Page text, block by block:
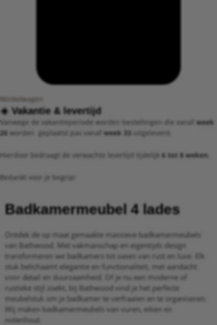
Winkelwagen
☀️ ​Vakantie & levertijd​
Vanwege de vakantieperiode worden bestellingen die vanaf week
26 worden geplaatst pas vanaf week 33 uitgeleverd.
Hierdoor bedraagt de verwachte levertijd tijdelijk 6 tot 8 weken
Bedankt voor je begrip!
Badkamermeubel 4 lades
Ontdek de op maat gemaakte massieve badkamermeubels
van Bathwood. Met vakmanschap en eigentijds design
transformeren we badkamers tot oases van rust en luxe. Elk
stuk belichaamt elegantie en functionaliteit, met aandacht
voor detail en duurzaamheid. Of je nu een moderne of
rustieke stijl zoekt, bij Bathwood vind je het perfecte
meubelstuk om je badkamer te verfraaien en te organiseren.
Wij maken badkamermeubels van vuren, eiken en
notenhout.